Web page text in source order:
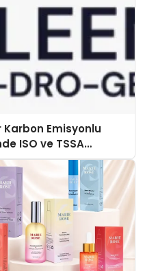
Karbon Emisyonlu
ISO ve TSSA